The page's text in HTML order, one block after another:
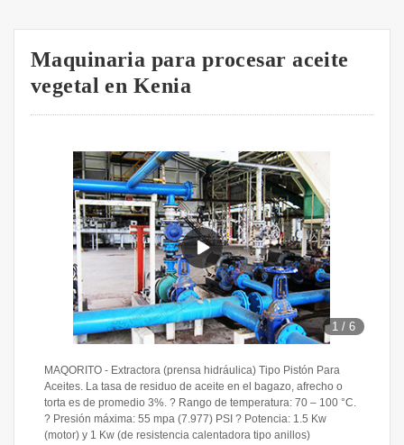
Maquinaria para procesar aceite
vegetal en Kenia
1 /6
MAQORITO - Extractora (prensa hidráulica) Tipo Pistón Para
Aceites. La tasa de residuo de aceite en el bagazo, afrecho o
torta es de promedio 3%. ? Rango de temperatura: 70 – 100 °C.
? Presión máxima: 55 mpa (7.977) PSI ? Potencia: 1.5 Kw
(motor) y 1 Kw (de resistencia calentadora tipo anillos)